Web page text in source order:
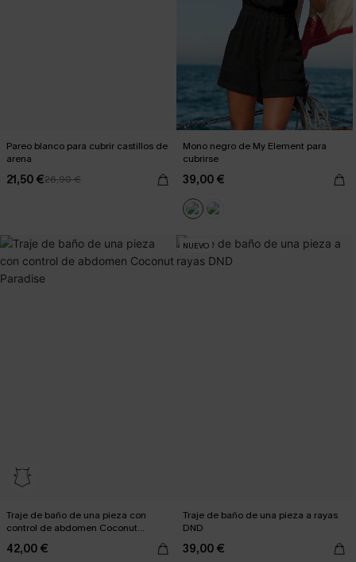
Pareo blanco para cubrir castillos de
arena
21,50 €26,90 €
Mono negro de My Element para
cubrirse
39,00 €
Traje de baño de una pieza con
control de abdomen Coconut
42,00 €
NUEVO
Traje de baño de una pieza a rayas
DND
39,00 €